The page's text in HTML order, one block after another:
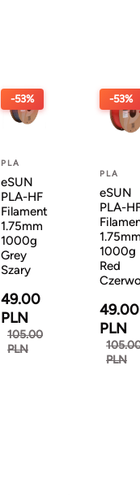
-53%
PLA
eSUN
PLA-HF
Filament
1.75mm
1000g
Grey
Szary
49.00
PLN
105.00
PLN
-53%
PLA
eSUN
PLA-
1000g
Red
49.00
PLN
PLN